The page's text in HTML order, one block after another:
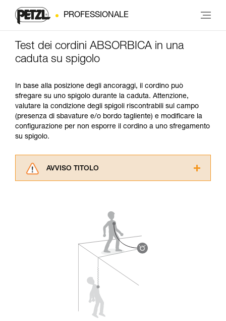
PROFESSIONALE
Test dei cordini ABSORBICA in una
caduta su spigolo
In base alla posizione degli ancoraggi, il cordino può
sfregare su uno spigolo durante la caduta. Attenzione,
valutare la condizione degli spigoli riscontrabili sul campo
(presenza di sbavature e/o bordo tagliente) e modificare la
configurazione per non esporre il cordino a uno sfregamento
su spigolo.
AVVISO TITOLO
informazioni dell’istruzione tecnica per poter
capire queste ulteriori informazioni.
La padronanza di queste tecniche richiede una
formazione ed un addestramento specifico.
Verificate con un professionista la vostra
capacità di rifare la manovra, da soli, in piena
sicurezza, prima di riprodurla autonomamente.
Forniamo esempi di tecniche relative alla vostra
attività. Ne possono esistere altre che non
vengono qui descritte.